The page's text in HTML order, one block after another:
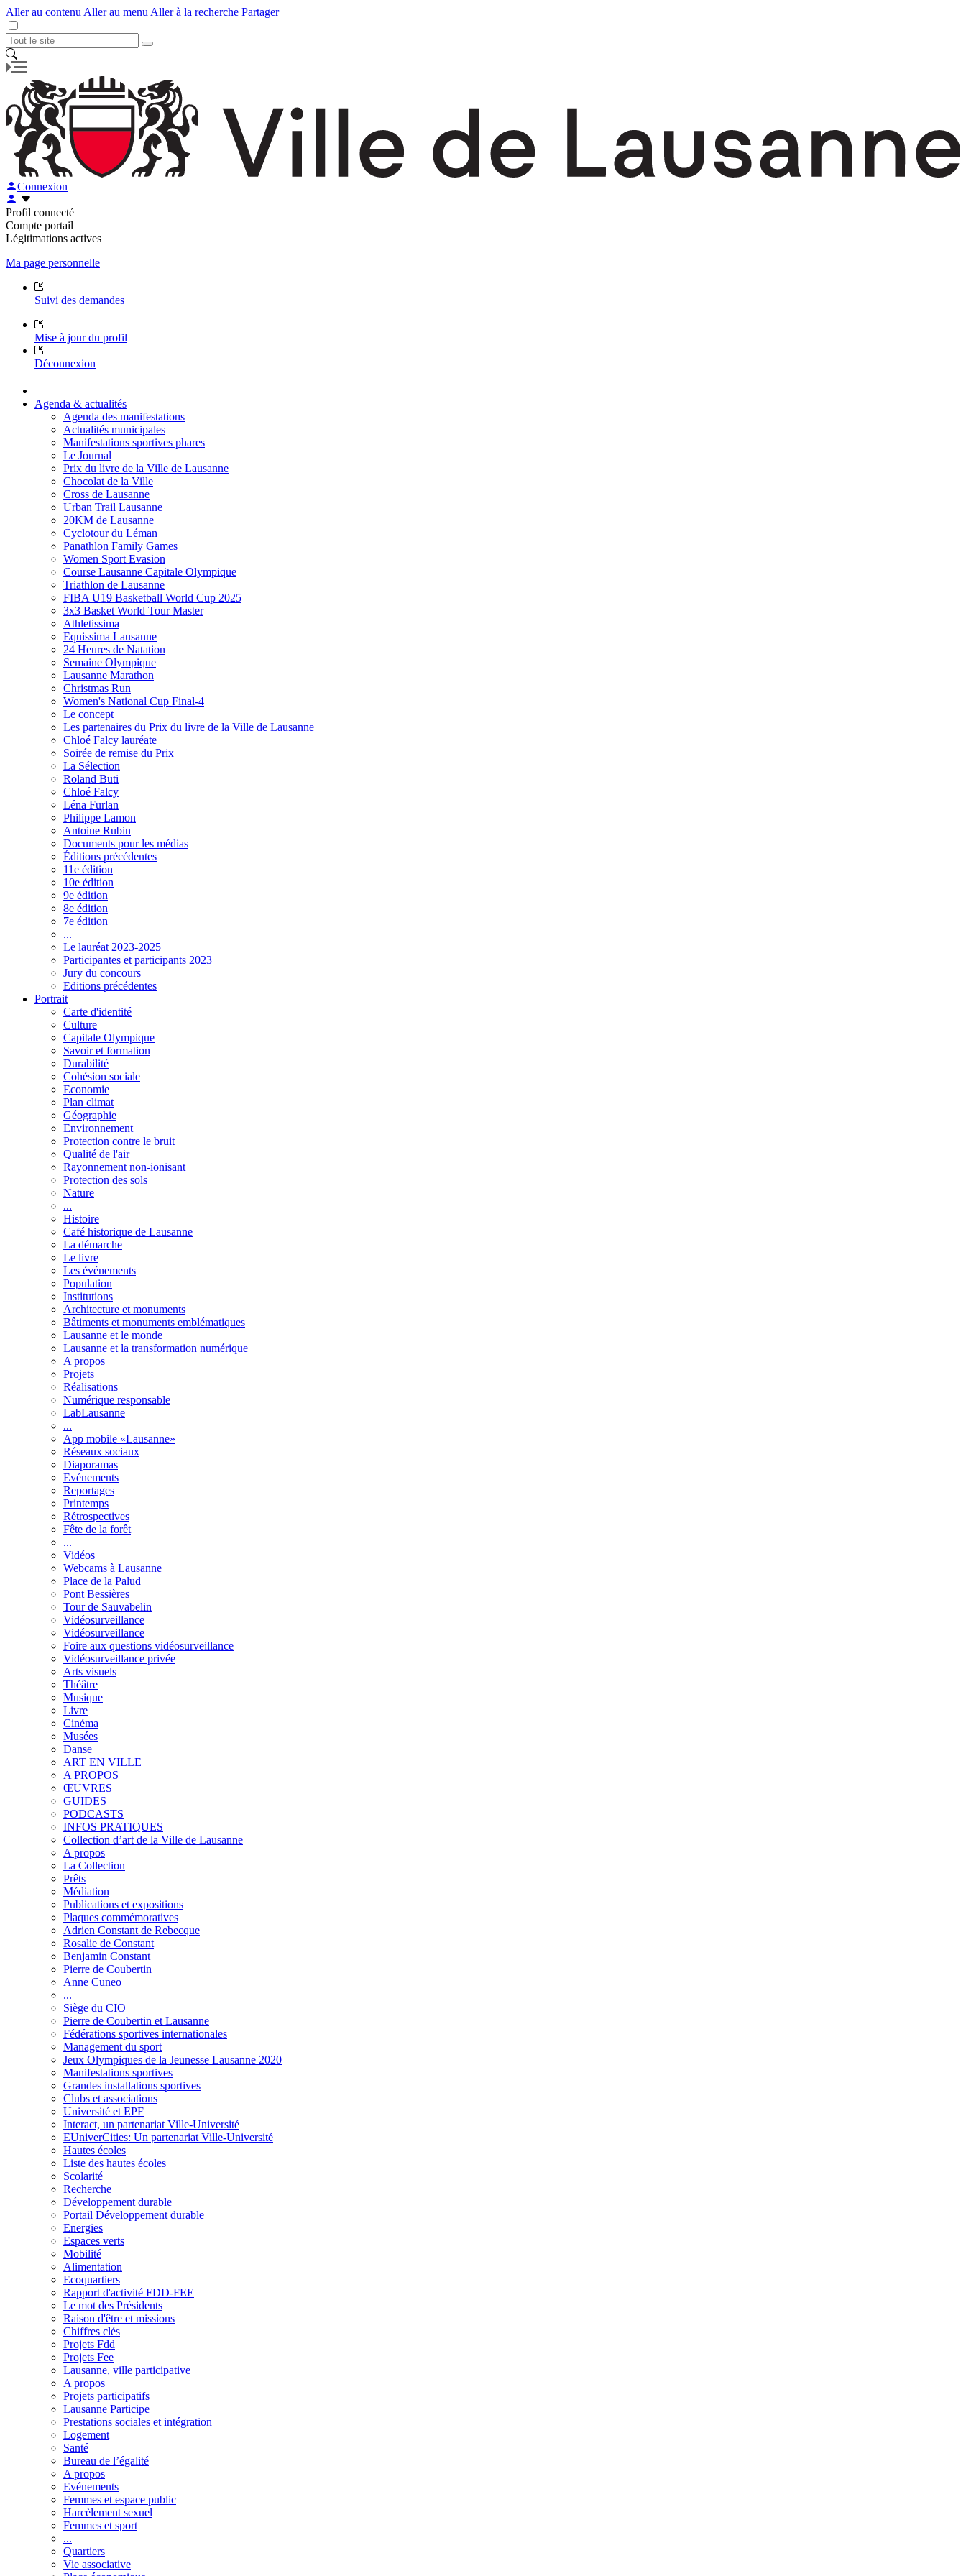
Aller au contenu Aller au menu Aller à la recherche Partager
Connexion
Profil connecté
Compte portail
Légitimations actives
Ma page personnelle
Suivi des demandes
Mise à jour du profil
Déconnexion
Agenda & actualités
Agenda des manifestations
Actualités municipales
Manifestations sportives phares
Le Journal
Prix du livre de la Ville de Lausanne
Chocolat de la Ville
Cross de Lausanne
Urban Trail Lausanne
20KM de Lausanne
Cyclotour du Léman
Panathlon Family Games
Women Sport Evasion
Course Lausanne Capitale Olympique
Triathlon de Lausanne
FIBA U19 Basketball World Cup 2025
3x3 Basket World Tour Master
Athletissima
Equissima Lausanne
24 Heures de Natation
Semaine Olympique
Lausanne Marathon
Christmas Run
Women's National Cup Final-4
Le concept
Les partenaires du Prix du livre de la Ville de Lausanne
Chloé Falcy lauréate
Soirée de remise du Prix
La Sélection
Roland Buti
Chloé Falcy
Léna Furlan
Philippe Lamon
Antoine Rubin
Documents pour les médias
Éditions précédentes
11e édition
10e édition
9e édition
8e édition
7e édition
...
Le lauréat 2023-2025
Participantes et participants 2023
Jury du concours
Editions précédentes
Portrait
Carte d'identité
Culture
Capitale Olympique
Savoir et formation
Durabilité
Cohésion sociale
Economie
Plan climat
Géographie
Environnement
Protection contre le bruit
Qualité de l'air
Rayonnement non-ionisant
Protection des sols
Nature
...
Histoire
Café historique de Lausanne
La démarche
Le livre
Les événements
Population
Institutions
Architecture et monuments
Bâtiments et monuments emblématiques
Lausanne et le monde
Lausanne et la transformation numérique
A propos
Projets
Réalisations
Numérique responsable
LabLausanne
...
App mobile «Lausanne»
Réseaux sociaux
Diaporamas
Evénements
Reportages
Printemps
Rétrospectives
Fête de la forêt
...
Vidéos
Webcams à Lausanne
Place de la Palud
Pont Bessières
Tour de Sauvabelin
Vidéosurveillance
Vidéosurveillance
Foire aux questions vidéosurveillance
Vidéosurveillance privée
Arts visuels
Théâtre
Musique
Livre
Cinéma
Musées
Danse
ART EN VILLE
A PROPOS
ŒUVRES
GUIDES
PODCASTS
INFOS PRATIQUES
Collection d’art de la Ville de Lausanne
A propos
La Collection
Prêts
Médiation
Publications et expositions
Plaques commémoratives
Adrien Constant de Rebecque
Rosalie de Constant
Benjamin Constant
Pierre de Coubertin
Anne Cuneo
...
Siège du CIO
Pierre de Coubertin et Lausanne
Fédérations sportives internationales
Management du sport
Jeux Olympiques de la Jeunesse Lausanne 2020
Manifestations sportives
Grandes installations sportives
Clubs et associations
Université et EPF
Interact, un partenariat Ville-Université
EUniverCities: Un partenariat Ville-Université
Hautes écoles
Liste des hautes écoles
Scolarité
Recherche
Développement durable
Portail Développement durable
Energies
Espaces verts
Mobilité
Alimentation
Ecoquartiers
Rapport d'activité FDD-FEE
Le mot des Présidents
Raison d'être et missions
Chiffres clés
Projets Fdd
Projets Fee
Lausanne, ville participative
A propos
Projets participatifs
Lausanne Participe
Prestations sociales et intégration
Logement
Santé
Bureau de l’égalité
A propos
Evénements
Femmes et espace public
Harcèlement sexuel
Femmes et sport
...
Quartiers
Vie associative